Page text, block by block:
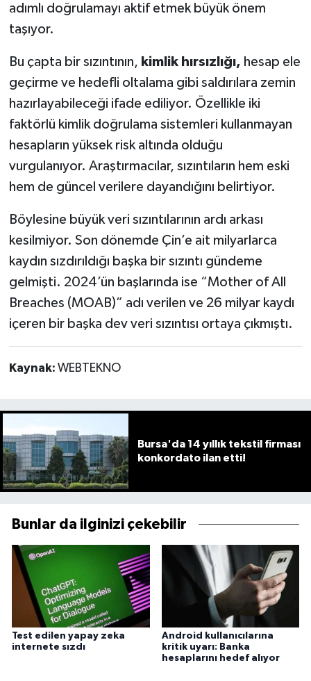
adımlı doğrulamayı aktif etmek büyük önem
taşıyor.
Bu çapta bir sızıntının, kimlik hırsızlığı, hesap ele
geçirme ve hedefli oltalama gibi saldırılara zemin
hazırlayabileceği ifade ediliyor. Özellikle iki
faktörlü kimlik doğrulama sistemleri kullanmayan
hesapların yüksek risk altında olduğu
vurgulanıyor. Araştırmacılar, sızıntıların hem eski
hem de güncel verilere dayandığını belirtiyor.
Böylesine büyük veri sızıntılarının ardı arkası
kesilmiyor. Son dönemde Çin’e ait milyarlarca
kaydın sızdırıldığı başka bir sızıntı gündeme
gelmişti. 2024’ün başlarında ise “Mother of All
Breaches (MOAB)” adı verilen ve 26 milyar kaydı
içeren bir başka dev veri sızıntısı ortaya çıkmıştı.
Kaynak: WEBTEKNO
Bursa'da 14 yıllık tekstil firması
konkordato ilan etti!
Bunlar da ilginizi çekebilir
Test edilen yapay zeka
internete sızdı
Android kullanıcılarına
kritik uyarı: Banka
hesaplarını hedef alıyor